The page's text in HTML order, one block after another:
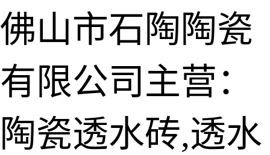
佛山市石陶陶瓷
有限公司主营：
陶瓷透水砖,透水
陶瓷透水砖
生态仿石砖
仿石透水砖